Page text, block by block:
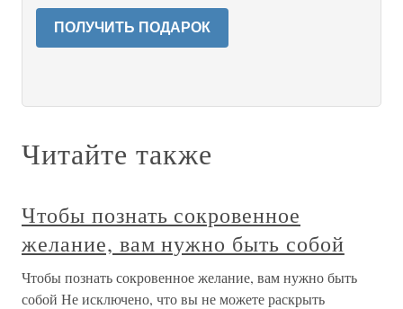
ПОЛУЧИТЬ ПОДАРОК
Читайте также
Чтобы познать сокровенное
желание, вам нужно быть собой
Чтобы познать сокровенное желание, вам нужно быть
собой Не исключено, что вы не можете раскрыть